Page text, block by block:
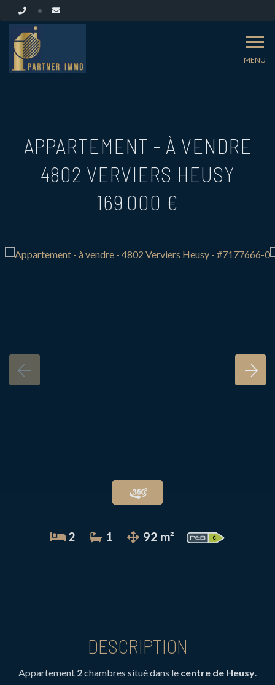
MENU
APPARTEMENT - À VENDRE
4802 VERVIERS HEUSY
169 000 €
2 1 92 m²
DESCRIPTION
Appartement 2chambres situé dans le centre de Heusy.